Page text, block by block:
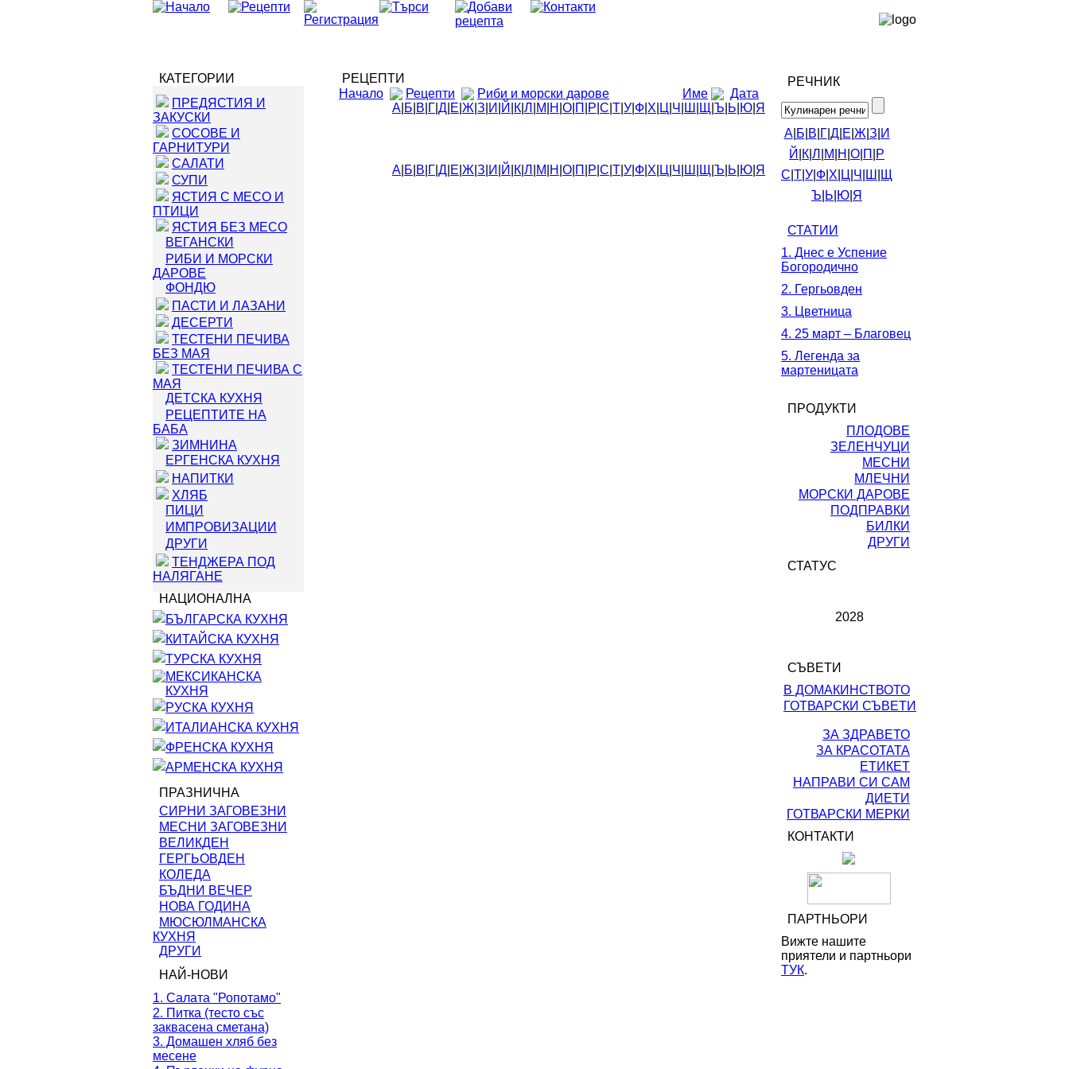
КАТЕГОРИИ
ПРЕДЯСТИЯ И
ЗАКУСКИ
СОСОВЕ И
ГАРНИТУРИ
САЛАТИ
СУПИ
ЯСТИЯ С МЕСО И
ПТИЦИ
ЯСТИЯ БЕЗ МЕСО
ВЕГАНСКИ
РИБИ И МОРСКИ
ДАРОВЕ
ФОНДЮ
ПАСТИ И ЛАЗАНИ
ДЕСЕРТИ
ТЕСТЕНИ ПЕЧИВА
БЕЗ МАЯ
ТЕСТЕНИ ПЕЧИВА С
МАЯ
ДЕТСКА КУХНЯ
РЕЦЕПТИТЕ НА
БАБА
ЗИМНИНА
ЕРГЕНСКА КУХНЯ
НАПИТКИ
ХЛЯБ
ПИЦИ
ИМПРОВИЗАЦИИ
ДРУГИ
ТЕНДЖЕРА ПОД
НАЛЯГАНЕ
НАЦИОНАЛНА
БЪЛГАРСКА КУХНЯ
КИТАЙСКА КУХНЯ
ТУРСКА КУХНЯ
МЕКСИКАНСКА
КУХНЯ
РУСКА КУХНЯ
ИТАЛИАНСКА КУХНЯ
ФРЕНСКА КУХНЯ
АРМЕНСКА КУХНЯ
ПРАЗНИЧНА
СИРНИ ЗАГОВЕЗНИ
МЕСНИ ЗАГОВЕЗНИ
ВЕЛИКДЕН
ГЕРГЬОВДЕН
КОЛЕДА
БЪДНИ ВЕЧЕР
НОВА ГОДИНА
МЮСЮЛМАНСКА
КУХНЯ
ДРУГИ
НАЙ-НОВИ
1. Салата "Ропотамо"
2. Питка (тесто със
заквасена сметана)
3. Домашен хляб без
месене
РЕЦЕПТИ
Начало
Рецепти Риби и морски дарове Име
Дата
А Б В Г Д Е Ж З И Й К Л М Н О П Р С Т У Ф Х Ц Ч Ш Щ Ъ Ь Ю Я
А Б В Г Д Е Ж З И Й К Л М Н О П Р С Т У Ф Х Ц Ч Ш Щ Ъ Ь Ю Я
РЕЧНИК
А| Б В Г| Д| Е Ж З И
Й К Л М Н О П Р
С Т У Ф Х Ц Ч Ш
Щ
Ъ Ь Ю Я
СТАТИИ
1. Днес е Успение
Богородично
2. Гергьовден
3. Цветница
4. 25 март – Благовец
5. Легенда за
мартеницата
ПРОДУКТИ
ПЛОДОВЕ
ЗЕЛЕНЧУЦИ
МЕСНИ
МЛЕЧНИ
МОРСКИ ДАРОВЕ
ПОДПРАВКИ
БИЛКИ
ДРУГИ
СТАТУС
2028
СЪВЕТИ
В ДОМАКИНСТВОТО
ГОТВАРСКИ СЪВЕТИ
ЗА ЗДРАВЕТО
ЗА КРАСОТАТА
ЕТИКЕТ
НАПРАВИ СИ САМ
ДИЕТИ
ГОТВАРСКИ МЕРКИ
КОНТАКТИ
ПАРТНЬОРИ
Вижте нашите
приятели и партньори
ТУК.